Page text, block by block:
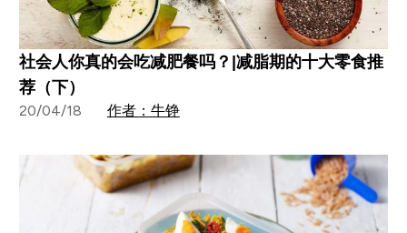
社会人你真的会吃减肥餐吗？|减脂期的十大零食推
荐（下）
20/04/18 作者：牛铮